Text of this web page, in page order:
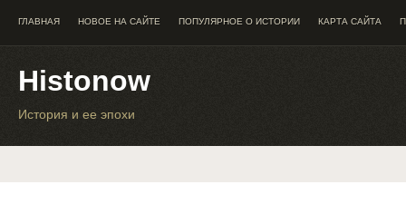
ГЛАВНАЯ НОВОЕ НА САЙТЕ ПОПУЛЯРНОЕ О ИСТОРИИ КАРТА САЙТА
Histonow
История и ее эпохи